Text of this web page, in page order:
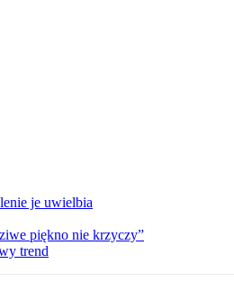
je uwielbia
piękno nie krzyczy”
trend